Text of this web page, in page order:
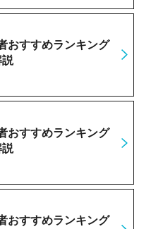
おすすめランキング
説
おすすめランキング
説
おすすめランキング